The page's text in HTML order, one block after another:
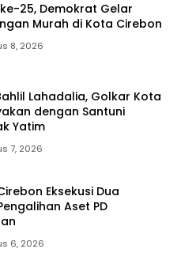
25, Demokrat Gelar
Murah di Kota Cirebon
8, 2026
Lahadalia, Golkar Kota
dengan Santuni
Yatim
7, 2026
Eksekusi Dua
Aset PD
6, 2026